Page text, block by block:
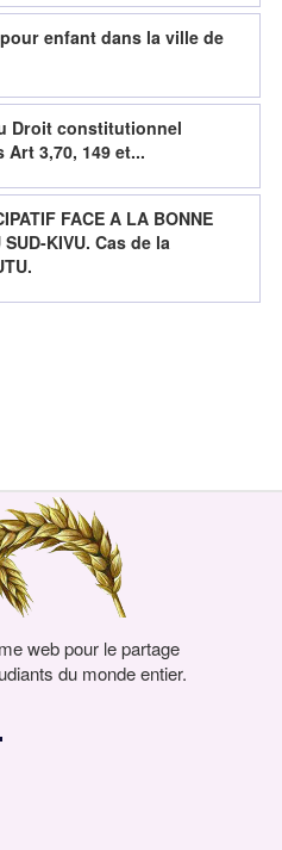
enfant dans la ville de
Droit constitutionnel
3,70, 149 et...
FACE A LA BONNE
SUD-KIVU. Cas de la
web pour le partage
du monde entier.